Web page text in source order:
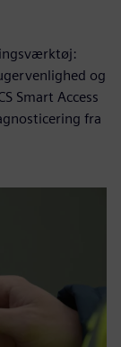
og
Smart Access
fra